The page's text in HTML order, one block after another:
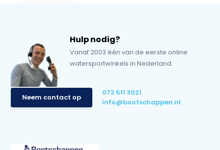
Hulp nodig?
Vanaf 2003 één van de eerste online
watersportwinkels in Nederland.
Neem contact op
072 511 3021
info@bootschappen.nl